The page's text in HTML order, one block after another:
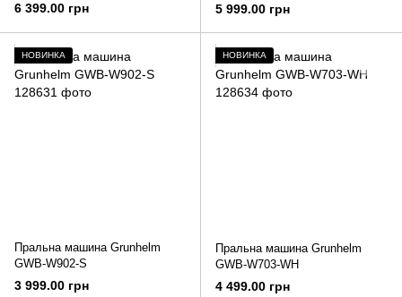
6 399.00 грн 5 999.00 грн
НОВИНКА
Пральна машина Grunhelm
GWB-W902-S
3 999.00 грн
НОВИНКА
Пральна машина Grunhelm
GWB-W703-WH
4 499.00 грн